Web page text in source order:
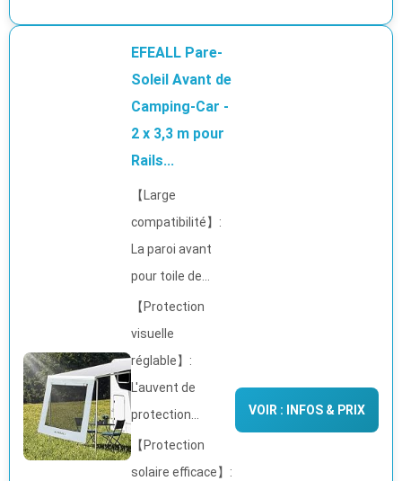
EFEALL Pare-
Soleil Avant de
Camping-Car -
2 x 3,3 m pour
Rails...
【Large
compatibilité】:
La paroi avant
pour toile de...
【Protection
visuelle
réglable】:
L'auvent de
protection...
【Protection
solaire efficace】:
VOIR : INFOS & PRIX